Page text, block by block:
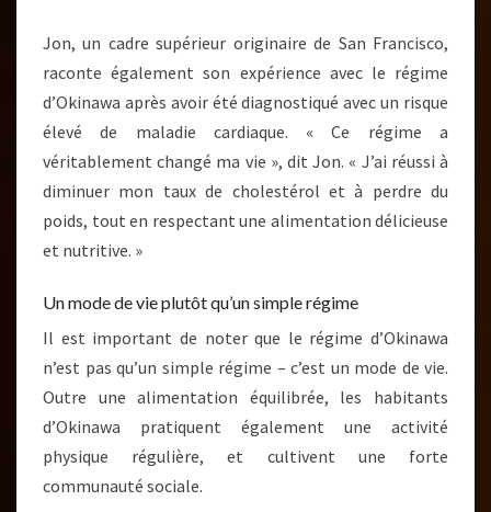
Jon, un cadre supérieur originaire de San Francisco,
raconte également son expérience avec le régime
d’Okinawa après avoir été diagnostiqué avec un risque
élevé de maladie cardiaque. « Ce régime a
véritablement changé ma vie », dit Jon. « J’ai réussi à
diminuer mon taux de cholestérol et à perdre du
poids, tout en respectant une alimentation délicieuse
et nutritive. »
Un mode de vie plutôt qu’un simple régime
Il est important de noter que le régime d’Okinawa
n’est pas qu’un simple régime – c’est un mode de vie.
Outre une alimentation équilibrée, les habitants
d’Okinawa pratiquent également une activité
physique régulière, et cultivent une forte
communauté sociale.